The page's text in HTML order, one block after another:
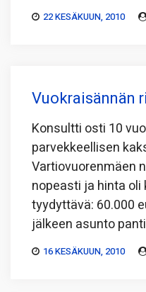
22 KESÄKUUN, 2010
Vuokraisännän
Konsultti osti 10
parvekkeellisen
Vartiovuorenmäen
nopeasti ja hinta
tyydyttävä: 60.000
jälkeen asunto
16 KESÄKUUN, 2010